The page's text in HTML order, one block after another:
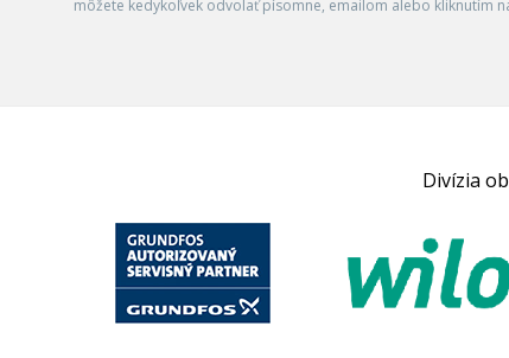
môžete kedykoľvek odvolať písomne, emailom alebo kliknutím
Divízia